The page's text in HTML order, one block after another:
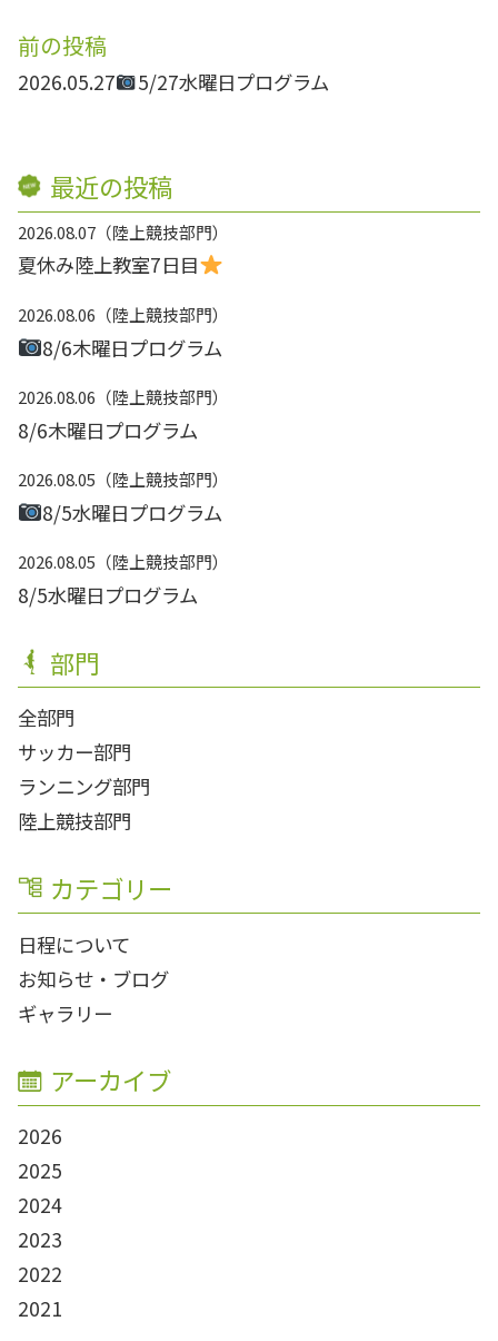
前の投稿
2026.05.27 5/27水曜日プログラム
最近の投稿
2026.08.07 陸上競技部門
夏休み陸上教室7日目
2026.08.06 陸上競技部門
8/6木曜日プログラム
2026.08.06 陸上競技部門
8/6木曜日プログラム
2026.08.05 陸上競技部門
8/5水曜日プログラム
2026.08.05 陸上競技部門
8/5水曜日プログラム
部門
全部門
サッカー部門
ランニング部門
陸上競技部門
カテゴリー
日程について
お知らせ・ブログ
ギャラリー
アーカイブ
2026
2025
2024
2023
2022
2021